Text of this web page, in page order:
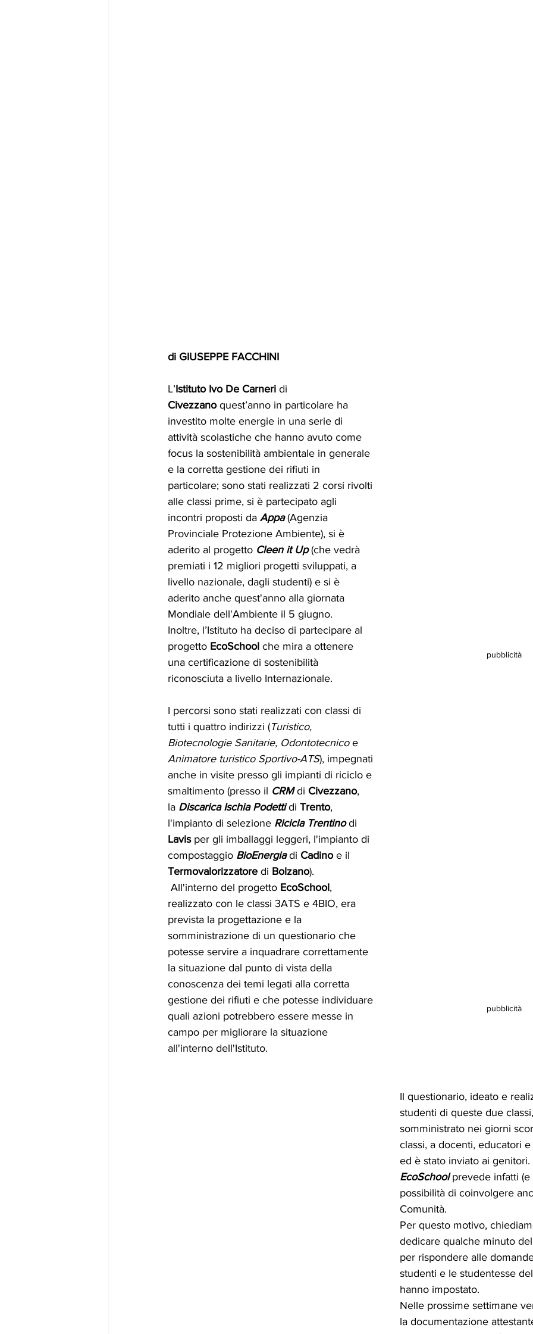
pubblicità
di GIUSEPPE FACCHINI
L’Istituto Ivo De Carneri di
Civezzano quest’anno in particolare ha
investito molte energie in una serie di
attività scolastiche che hanno avuto come
focus la sostenibilità ambientale in generale
e la corretta gestione dei rifiuti in
particolare; sono stati realizzati 2 corsi rivolti
alle classi prime, si è partecipato agli
incontri proposti da Appa (Agenzia
Provinciale Protezione Ambiente), si è
aderito al progetto Cleen it Up (che vedrà
premiati i 12 migliori progetti sviluppati, a
livello nazionale, dagli studenti) e si è
aderito anche quest'anno alla giornata
Mondiale dell'Ambiente il 5 giugno.
Inoltre, l’Istituto ha deciso di partecipare al
progetto EcoSchool che mira a ottenere
una certificazione di sostenibilità
riconosciuta a livello Internazionale.
pubblicità
I percorsi sono stati realizzati con classi di
tutti i quattro indirizzi (Turistico,
Biotecnologie Sanitarie, Odontotecnico e
Animatore turistico Sportivo-ATS), impegnati
anche in visite presso gli impianti di riciclo e
smaltimento (presso il CRM di Civezzano,
la Discarica Ischia Podetti di Trento,
l'impianto di selezione Ricicla Trentino di
Lavis per gli imballaggi leggeri, l'impianto di
compostaggio BioEnergia di Cadino e il
Termovalorizzatore di Bolzano).
All'interno del progetto EcoSchool,
realizzato con le classi 3ATS e 4BIO, era
prevista la progettazione e la
somministrazione di un questionario che
potesse servire a inquadrare correttamente
la situazione dal punto di vista della
conoscenza dei temi legati alla corretta
gestione dei rifiuti e che potesse individuare
quali azioni potrebbero essere messe in
campo per migliorare la situazione
all'interno dell'Istituto.
Il questionario, ideato e
studenti di queste due
somministrato nei giorni
classi, a docenti, educatori
ed è stato inviato ai genitori.
EcoSchool prevede infatti (e
possibilità di coinvolgere
Comunità.
Per questo motivo,
dedicare qualche minuto
per rispondere alle
studenti e le studentesse
hanno impostato.
Nelle prossime settimane
la documentazione